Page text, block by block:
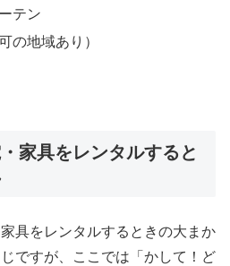
テン
の地域あり）
家具をレンタルすると
具をレンタルするときの大まか
ですが、ここでは「かして！ど